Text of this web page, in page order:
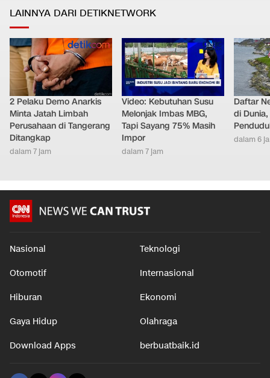
LAINNYA DARI DETIKNETWORK
2 Pelaku Demo Anarkis
Minta Jatah Limbah
Perusahaan di Tangerang
Ditangkap
dalam 7 jam
Video: Kebutuhan Susu
Melonjak Imbas MBG,
Tapi Sayang 75% Masih
Impor
dalam 7 jam
Daftar
di
dalam 6
Nasional Teknologi
Otomotif Internasional
Hiburan Ekonomi
Gaya Hidup Olahraga
Download Apps berbuatbaik.id